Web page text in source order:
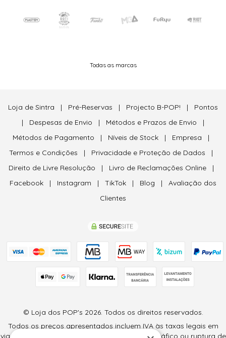
Todas as marcas
Loja de Sintra | Pré-Reservas | Projecto B-POP! | Pontos
| Despesas de Envio | Métodos e Prazos de Envio |
Métodos de Pagamento | Níveis de Stock | Empresa |
Termos e Condições | Privacidade e Proteção de Dados |
Direito de Livre Resolução | Livro de Reclamações Online|
Facebook | Instagram | TikTok | Blog | Avaliação dos
Clientes
© Loja dos POP's 2026. Todos os direitos reservados.
Todos os preços apresentados incluem IVA às taxas legais em